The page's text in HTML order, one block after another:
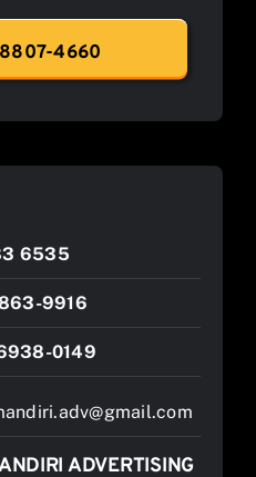
4660
6535
9916
0149
ADVERTISING